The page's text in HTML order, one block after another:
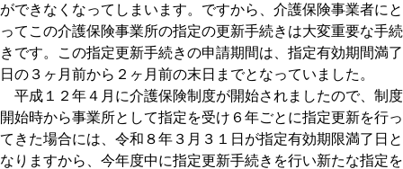
ができなくなってしまいます。ですから、介護保険事業者にと
ってこの介護保険事業所の指定の更新手続きは大変重要な手続
きです。この指定更新手続きの申請期間は、指定有効期間満了
日の３ヶ月前から２ヶ月前の末日までとなっていました。
平成１２年４月に介護保険制度が開始されましたので、制度
開始時から事業所として指定を受け６年ごとに指定更新を行っ
てきた場合には、令和８年３月３１日が指定有効期限満了日と
なりますから、今年度中に指定更新手続きを行い新たな指定を